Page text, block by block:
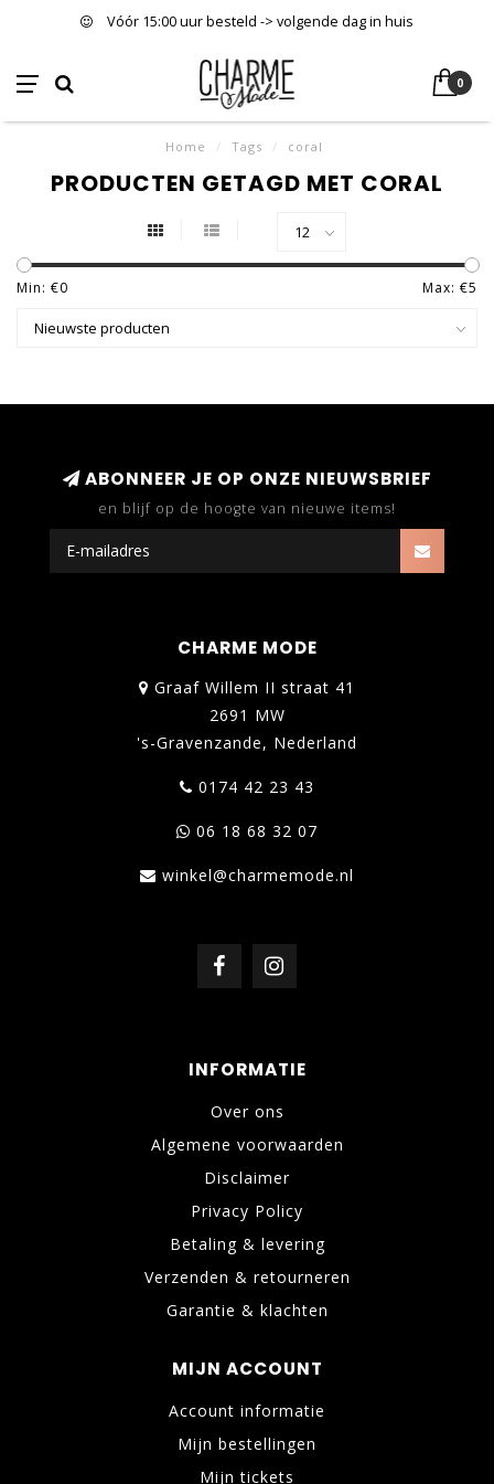
Vóór 15:00 uur besteld -> volgende dag in huis
0
Home / Tags / coral
PRODUCTEN GETAGD MET CORAL
Min: €0 Max: €5
ABONNEER JE OP ONZE NIEUWSBRIEF
en blijf op de hoogte van nieuwe items!
CHARME MODE
Graaf Willem II straat 41
2691 MW
's-Gravenzande, Nederland
0174 42 23 43
06 18 68 32 07
winkel@charmemode.nl
INFORMATIE
Over ons
Algemene voorwaarden
Disclaimer
Privacy Policy
Betaling & levering
Verzenden & retourneren
Garantie & klachten
MIJN ACCOUNT
Account informatie
Mijn bestellingen
Mijn tickets